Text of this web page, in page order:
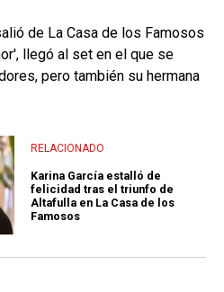
de La Casa de los Famosos
llegó al set en el que se
pero también su hermana
RELACIONADO
Karina García estalló de
felicidad tras el triunfo de
Altafulla en La Casa de los
Famosos